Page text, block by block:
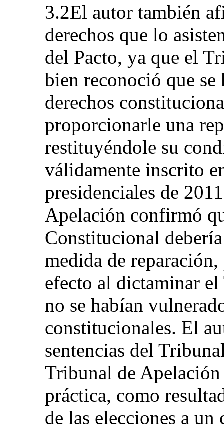
3.2El autor también
derechos que lo
del Pacto, ya que el
bien reconoció que se
derechos
proporcionarle una
restituyéndole su
válidamente inscrito
presidenciales de
Apelación confirmó
Constitucional
medida de
efecto al dictaminar
no se habían
constitucionales. El
sentencias del
Tribunal de
práctica, como
de las elecciones a